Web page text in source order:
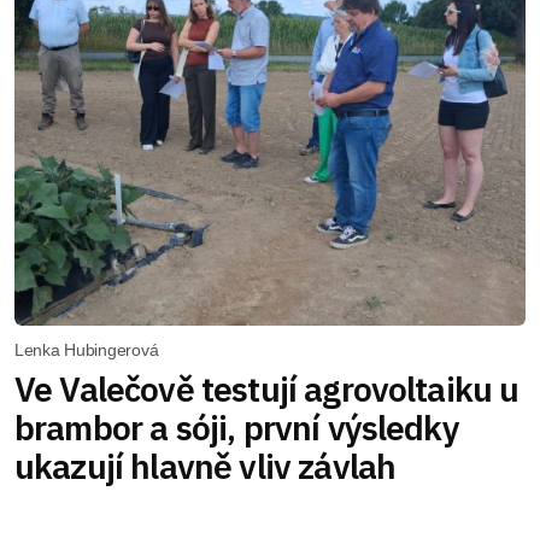
Lenka Hubingerová
Ve Valečově testují agrovoltaiku u
brambor a sóji, první výsledky
ukazují hlavně vliv závlah